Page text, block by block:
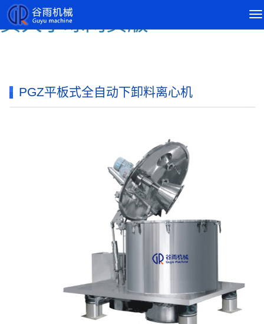
买大小球网页版
导
PGZ平板式全自动下卸料离心机